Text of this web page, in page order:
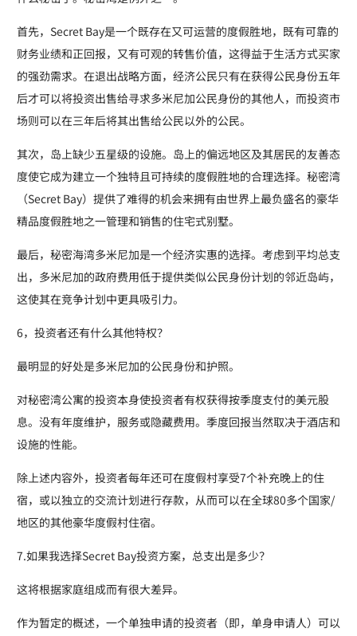
首先，Secret Bay是一个既存在又可运营的度假胜地，既有可靠的
财务业绩和正回报，又有可观的转售价值，这得益于生活方式买家
的强劲需求。在退出战略方面，经济公民只有在获得公民身份五年
后才可以将投资出售给寻求多米尼加公民身份的其他人，而投资市
场则可以在三年后将其出售给公民以外的公民。
其次，岛上缺少五星级的设施。岛上的偏远地区及其居民的友善态
度使它成为建立一个独特且可持续的度假胜地的合理选择。秘密湾
（Secret Bay）提供了难得的机会来拥有由世界上最负盛名的豪华
精品度假胜地之一管理和销售的住宅式别墅。
最后，秘密海湾多米尼加是一个经济实惠的选择。考虑到平均总支
出，多米尼加的政府费用低于提供类似公民身份计划的邻近岛屿，
这使其在竞争计划中更具吸引力。
6，投资者还有什么其他特权？
最明显的好处是多米尼加的公民身份和护照。
对秘密湾公寓的投资本身使投资者有权获得按季度支付的美元股
息。没有年度维护，服务或隐藏费用。季度回报当然取决于酒店和
设施的性能。
除上述内容外，投资者每年还可在度假村享受7个补充晚上的住
宿，或以独立的交流计划进行存款，从而可以在全球80多个国家/
地区的其他豪华度假村住宿。
7.如果我选择Secret Bay投资方案，总支出是多少？
这将根据家庭组成而有很大差异。
作为暂定的概述，一个单独申请的投资者（即，单身申请人）可以